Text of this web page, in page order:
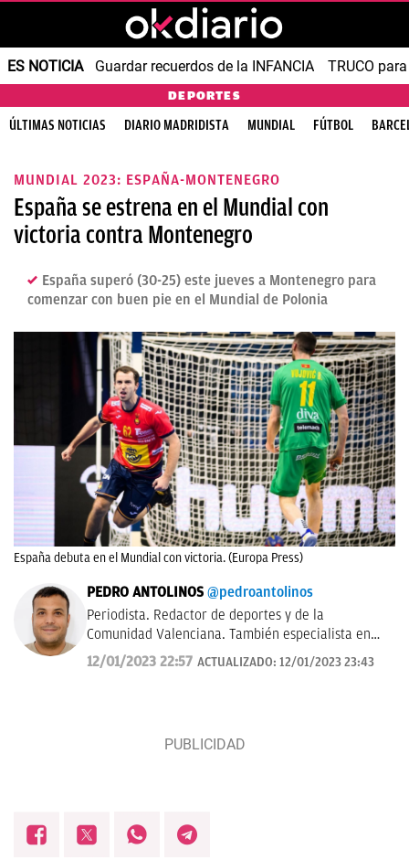
ES NOTICIA Guardar recuerdos de la INFANCIA TRUCO
DEPORTES
ÚLTIMAS NOTICIAS DIARIO MADRIDISTA MUNDIAL FÚTBOL
MUNDIAL 2023: ESPAÑA-MONTENEGRO
España se estrena en el Mundial con
victoria contra Montenegro
España superó (30-25) este jueves a Montenegro para
comenzar con buen pie en el Mundial de Polonia
España debuta en el Mundial con victoria. (Europa Press)
PEDRO ANTOLINOS @pedroantolinos
Periodista. Redactor de deportes y de la
Comunidad Valenciana. También especialista en
SEO. En OKDIARIO desde 2017.
12/01/2023 22:57 ACTUALIZADO: 12/01/2023 23:43